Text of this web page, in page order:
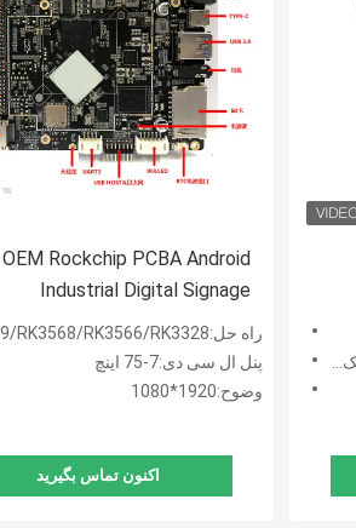
OEM Rockchip PCBA Android
Industrial Digital Signage
Advertising Player Embedded
Board
راه حل:RK3288/RK3399/RK3568/RK3566/RK3328
پنل ال سی دی:7-75 اینچ
وضوح:1920*1080
اکنون تماس بگیرید